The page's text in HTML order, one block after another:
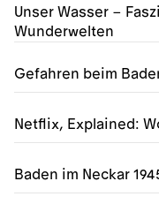
Unser Wasser –
Wunderwelten
Gefahren beim
Netflix, Explained:
Baden im Neckar